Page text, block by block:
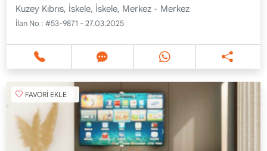
Kuzey Kıbrıs, İskele, İskele, Merkez - Merkez
İlan No : #53-9871 - 27.03.2025
FAVORİ EKLE